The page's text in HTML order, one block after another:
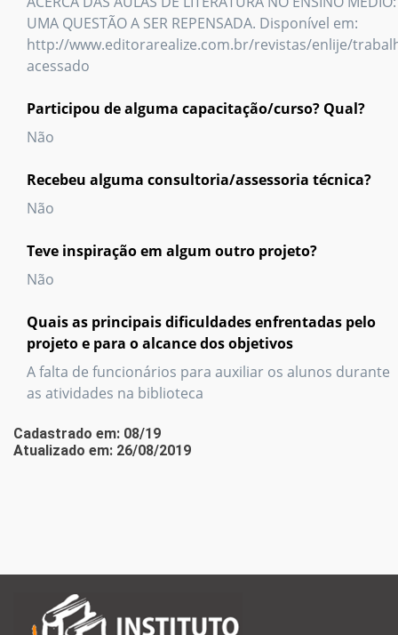
UMA QUESTÃO A SER REPENSADA. Disponível em:
http://www.editorarealize.com.br/revistas/enlije/
acessado
Participou de alguma capacitação/curso? Qual?
Não
Recebeu alguma consultoria/assessoria técnica?
Não
Teve inspiração em algum outro projeto?
Não
Quais as principais dificuldades enfrentadas pelo
projeto e para o alcance dos objetivos
A falta de funcionários para auxiliar os alunos durante
as atividades na biblioteca
Cadastrado em: 08/19
Atualizado em: 26/08/2019